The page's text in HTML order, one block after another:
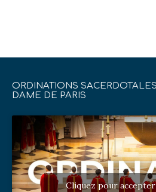
ORDINATIONS
DAME DE PARIS
Cliquez pour